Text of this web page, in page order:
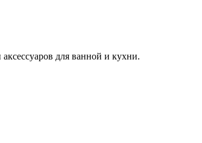
для ванной и кухни.